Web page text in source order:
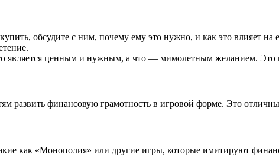
купить, обсудите с ним, почему ему это нужно, и как это влияет
является ценным и нужным, а что — мимолетным желанием.
развить финансовую грамотность в игровой форме. Это
как «Монополия» или другие игры, которые имитируют